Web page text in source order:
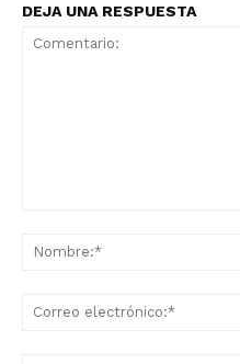
DEJA UNA RESPUESTA